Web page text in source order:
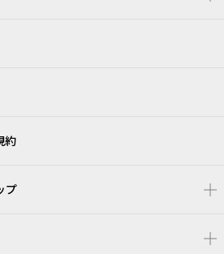
約
プ